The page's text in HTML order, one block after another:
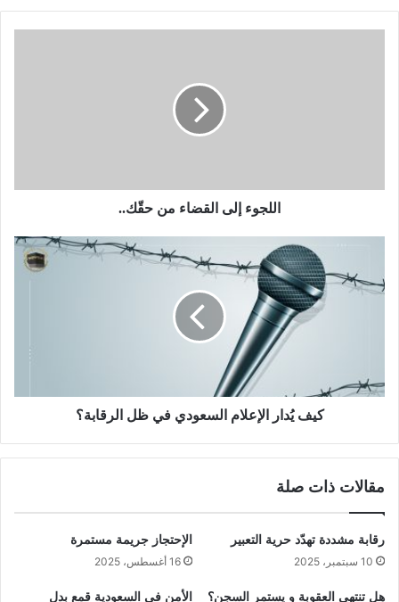
اللجوء إلى القضاء من حقّك..
كيف يُدار الإعلام السعودي في ظل الرقابة؟
مقالات ذات صلة
رقابة مشددة تهدّد حرية التعبير
10 سبتمبر، 2025
الإحتجاز جريمة مستمرة
16 أغسطس، 2025
هل تنتهي العقوبة و يستمر السجن؟ الأمن في السعودية قمع بدل